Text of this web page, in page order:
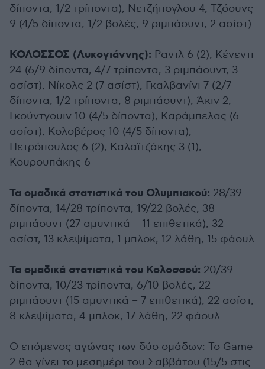
δίποντα, 1/2 τρίποντα), Νετζήπογλου 4, Τζόουνς
9 (4/5 δίποντα, 1/2 βολές, 9 ριμπάουντ, 2 ασίστ)
ΚΟΛΟΣΣΟΣ (Λυκογιάννης): Ραντλ 6 (2), Κένεντι
24 (6/9 δίποντα, 4/7 τρίποντα, 3 ριμπάουντ, 3
ασίστ), Νίκολς 2 (7 ασίστ), Γκαλβανίνι 7 (2/7
δίποντα, 1/2 τρίποντα, 8 ριμπάουντ), Άκιν 2,
Γκούντγουιν 10 (4/5 δίποντα), Καράμπελας (6
ασίστ), Κολοβέρος 10 (4/5 δίποντα),
Πετρόπουλος 6 (2), Καλαϊτζάκης 3 (1),
Κουρουπάκης 6
Τα ομαδικά στατιστικά του Ολυμπιακού: 28/39
δίποντα, 14/28 τρίποντα, 19/22 βολές, 38
ριμπάουντ (27 αμυντικά – 11 επιθετικά), 32
ασίστ, 13 κλεψίματα, 1 μπλοκ, 12 λάθη, 15 φάουλ
Τα ομαδικά στατιστικά του Κολοσσού: 20/39
δίποντα, 10/23 τρίποντα, 6/10 βολές, 22
ριμπάουντ (15 αμυντικά – 7 επιθετικά), 22 ασίστ,
8 κλεψίματα, 4 μπλοκ, 17 λάθη, 22 φάουλ
Ο επόμενος αγώνας των δύο ομάδων: Το Game
2 θα γίνει το μεσημέρι του Σαββάτου (15/5 στις